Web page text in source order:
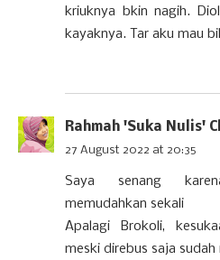
kriuknya bkin nagih.
kayaknya. Tar aku mau
Rahmah 'Suka Nulis'
27 August 2022 at 20:35
Saya senang
memudahkan sekali
Apalagi Brokoli,
meski direbus saja